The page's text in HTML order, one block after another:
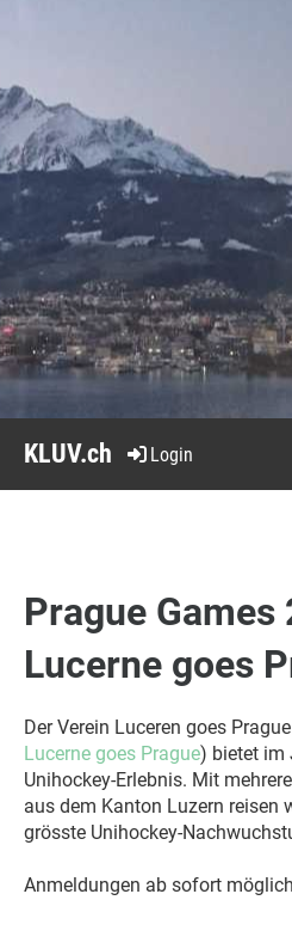
Login
KLUV.ch
Prague Games
Lucerne goes
Der Verein Luceren goes
Lucerne goes Prague) bietet im
Unihockey-Erlebnis. Mit
aus dem Kanton Luzern reisen
grösste Unihockey-
Anmeldungen ab sofort möglich